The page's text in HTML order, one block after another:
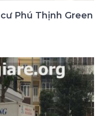
Phú Thịnh Green